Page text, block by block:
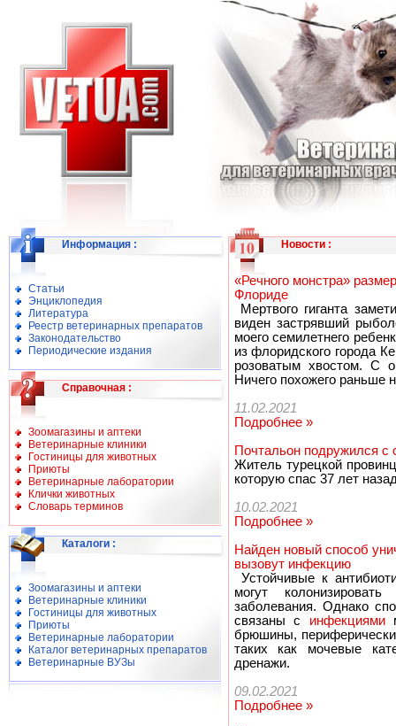
Информация :
Статьи
Энциклопедия
Литература
Реестр ветеринарных препаратов
Законодательство
Периодические издания
Справочная :
Зоомагазины и аптеки
Ветеринарные клиники
Гостиницы для животных
Приюты
Ветеринарные лаборатории
Клички животных
Словарь терминов
Каталоги :
Зоомагазины и аптеки
Ветеринарные клиники
Гостиницы для животных
Приюты
Ветеринарные лаборатории
Каталог ветеринарных препаратов
Ветеринарные ВУЗы
Новости:
«Речного монстра»
Флориде
Мертвого гиганта
виден застрявший
моего семилетнего
из флоридского города
розоватым хвостом. С
Ничего похожего раньше
11.02.2021
Подробнее »
Почтальон подружился с
Житель турецкой
которую спас 37 лет
10.02.2021
Подробнее »
Найден новый способ
вызовут инфекцию
Устойчивые к
могут
заболевания. Однако
связаны с инфекциями
брюшины,
таких как мочевые
дренажи.
09.02.2021
Подробнее »